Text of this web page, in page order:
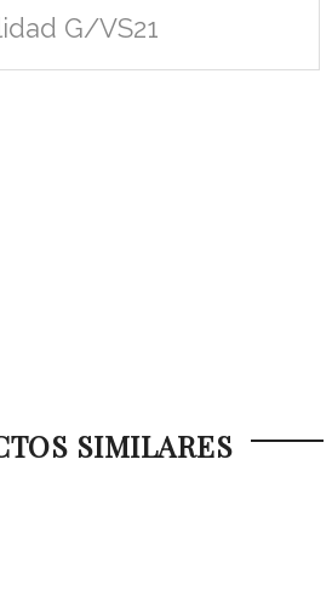
G/VS21
SIMILARES